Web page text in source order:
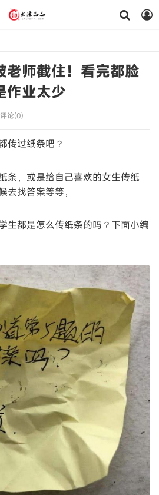
老师截住！看完都脸
作业太少
评论(0)
传过纸条吧？
条，或是给自己喜欢的女生传纸
去找答案等等，
生都是怎么传纸条的吗？下面小编